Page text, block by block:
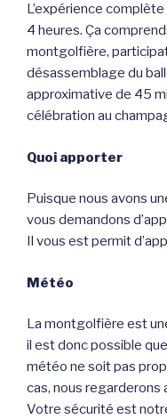
L’expérience
4 heures. Ça
montgolfière,
désassemblage du
approximative de 45
célébration au
Quoi apporter
Puisque nous avons
vous demandons
Il vous est permit
Météo
La montgolfière est
il est donc possible
météo ne soit pas
cas, nous regarderons
Votre sécurité est